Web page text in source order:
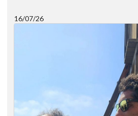
16/07/26